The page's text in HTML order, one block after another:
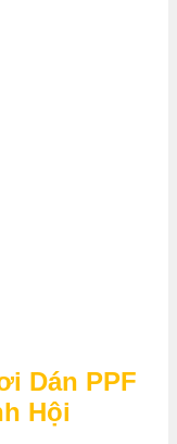
Dán PPF
Hội